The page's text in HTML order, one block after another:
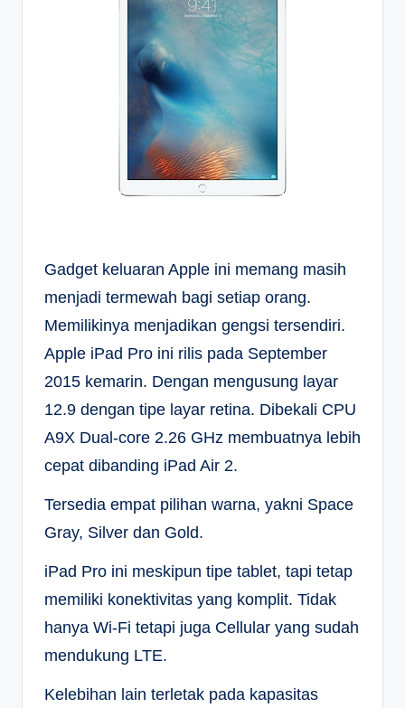
Gadget keluaran Apple ini memang masih
menjadi termewah bagi setiap orang.
Memilikinya menjadikan gengsi tersendiri.
Apple iPad Pro ini rilis pada September
2015 kemarin. Dengan mengusung layar
12.9 dengan tipe layar retina. Dibekali CPU
A9X Dual-core 2.26 GHz membuatnya lebih
cepat dibanding iPad Air 2.
Tersedia empat pilihan warna, yakni Space
Gray, Silver dan Gold.
iPad Pro ini meskipun tipe tablet, tapi tetap
memiliki konektivitas yang komplit. Tidak
hanya Wi-Fi tetapi juga Cellular yang sudah
mendukung LTE.
Kelebihan lain terletak pada kapasitas